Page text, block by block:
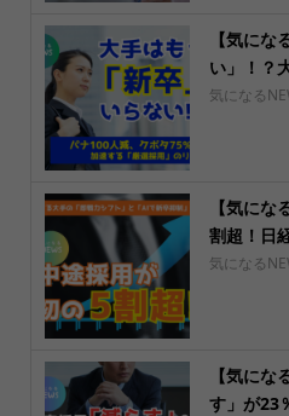
【気に
い」！？
気になる
【気に
割超！日
気になる
【気に
す」が23